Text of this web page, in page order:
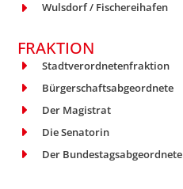
Wulsdorf / Fischereihafen
FRAKTION
Stadtverordnetenfraktion
Bürgerschaftsabgeordnete
Der Magistrat
Die Senatorin
Der Bundestagsabgeordnete